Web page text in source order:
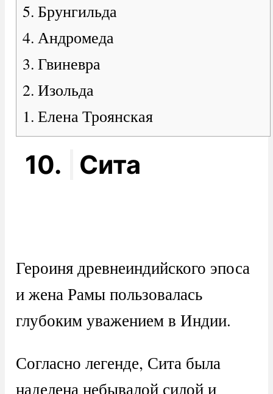
5. Брунгильда
4. Андромеда
3. Гвиневра
2. Изольда
1. Елена Троянская
10. Сита
Героиня древнеиндийского эпоса
и жена Рамы пользовалась
глубоким уважением в Индии.
Согласно легенде, Сита была
наделена небывалой силой и